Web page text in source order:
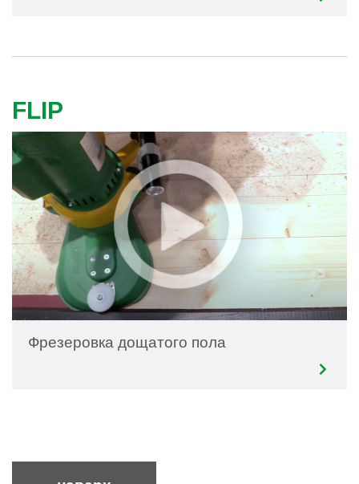
FLIP
Фрезеровка дощатого пола